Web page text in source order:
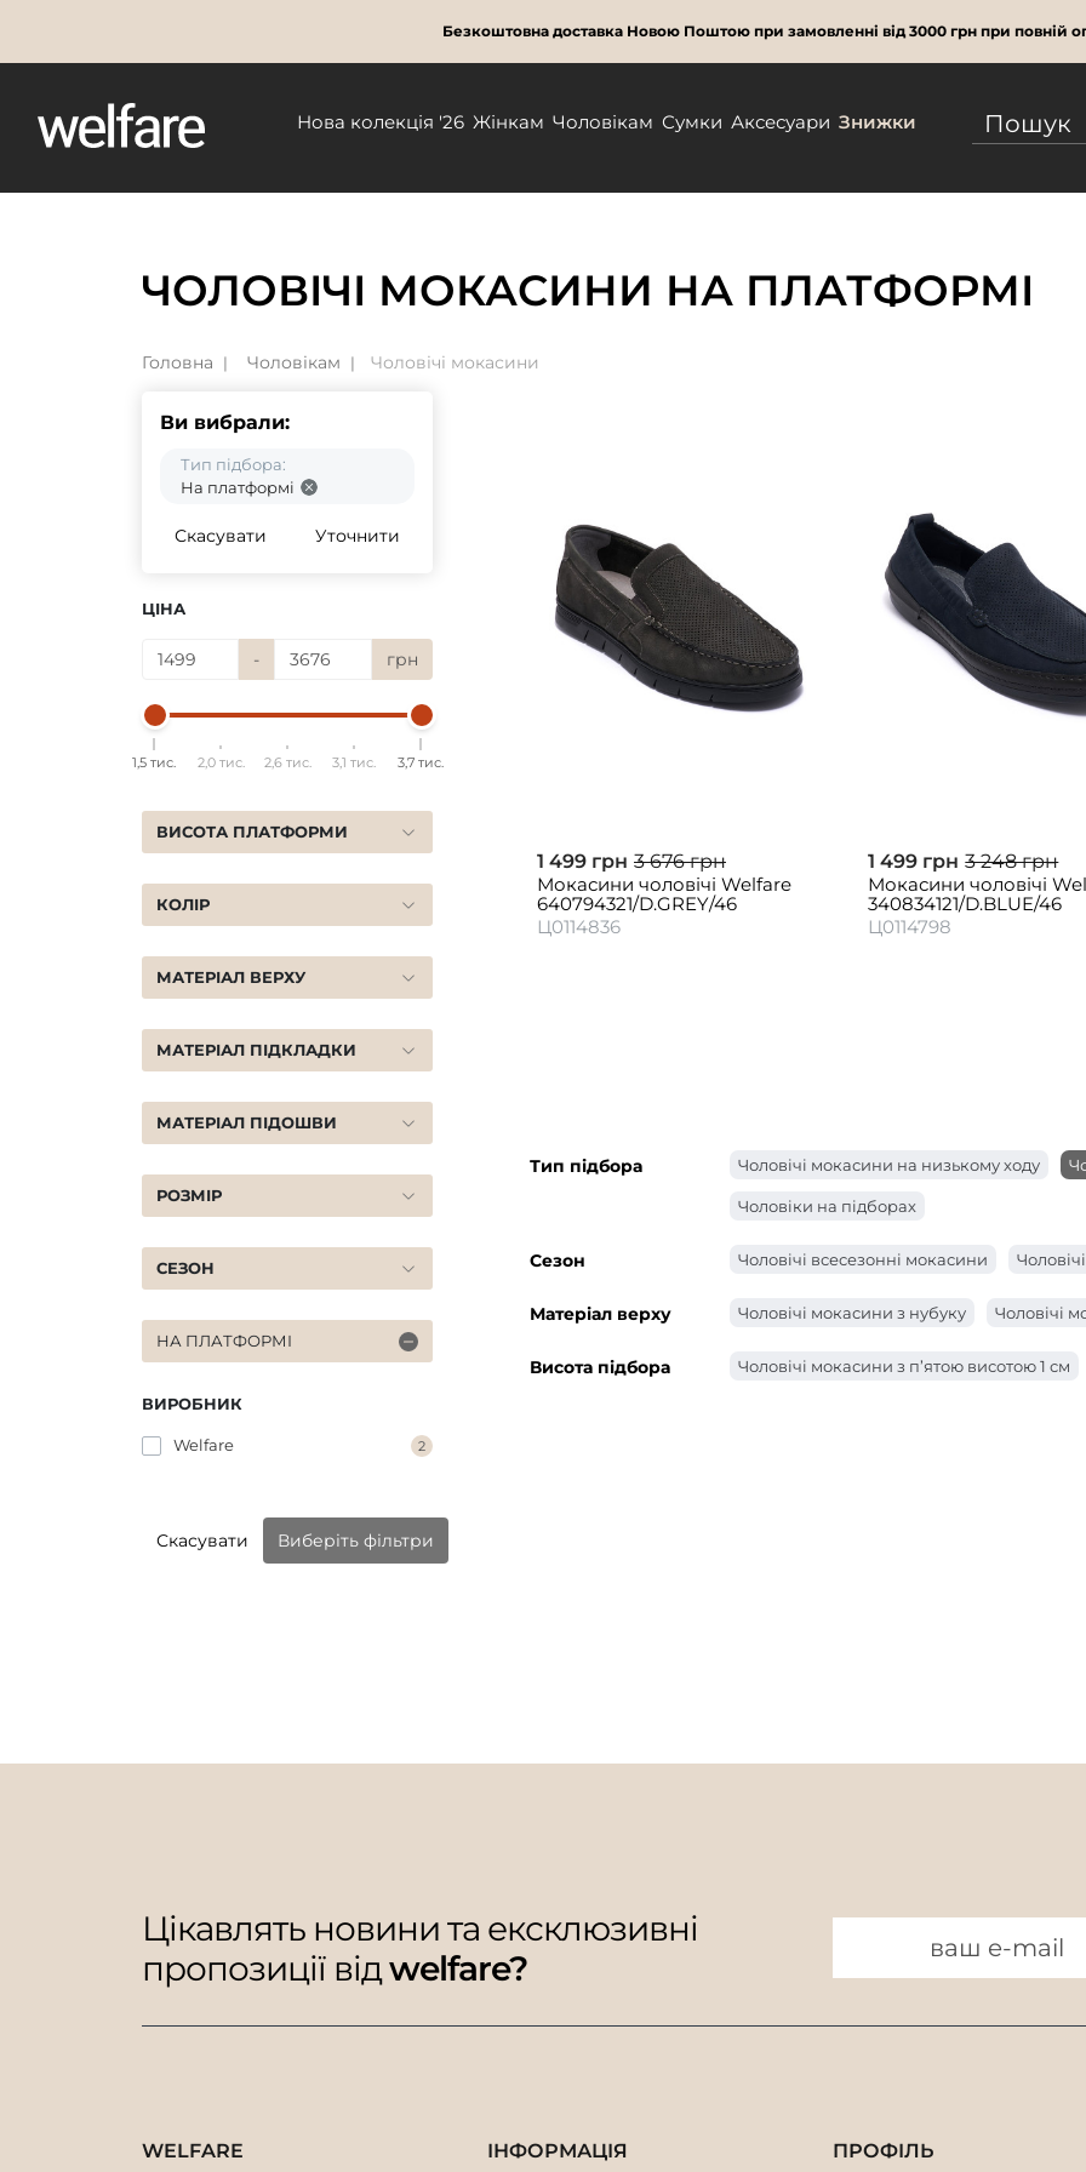
Безкоштовна доставка Новою Поштою при замовленні від 3000 грн при повній
Нова колекція '26 Жінкам Чоловікам Сумки Аксесуари Знижки
ЧОЛОВІЧІ МОКАСИНИ НА ПЛАТФОРМІ
Головна Чоловікам Чоловічі мокасини
Ви вибрали:
Тип підбора:
На платформі
Скасувати Уточнити
ЦІНА
- грн
1,5 тис. 2,0 тис. 2,6 тис. 3,1 тис. 3,7 тис.
ВИСОТА ПЛАТФОРМИ
КОЛІР
МАТЕРІАЛ ВЕРХУ
МАТЕРІАЛ ПІДКЛАДКИ
МАТЕРІАЛ ПІДОШВИ
РОЗМІР
СЕЗОН
НА ПЛАТФОРМІ
ВИРОБНИК
Welfare 2
Скасувати Виберіть фільтри
1 499 грн 3 676 грн
Мокасини чоловічі Welfare
640794321/D.GREY/46
Ц0114836
1 499 грн 3 248 грн
Мокасини чоловічі
340834121/D.BLUE/46
Ц0114798
Тип підбора Чоловічі мокасини на низькому ходу
Чоловіки на підборах
Сезон Чоловічі всесезонні мокасини
Матеріал верху Чоловічі мокасини з нубуку Чоловічі
Висота підбора Чоловічі мокасини з п’ятою висотою 1 см
Цікавлять новини та ексклюзивні
пропозиції відwelfare?
WELFARE ІНФОРМАЦІЯ ПРОФІЛЬ